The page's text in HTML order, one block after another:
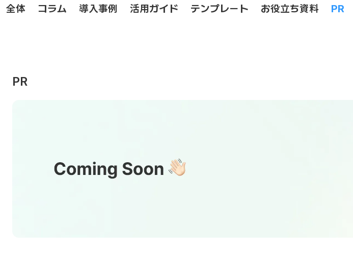
全体 コラム 導入事例 活用ガイド テンプレート お役立ち資料 PR
PR